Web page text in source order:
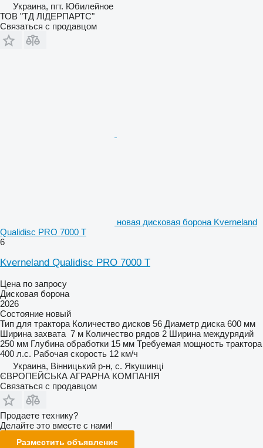
Украина, пгт. Юбилейное
ТОВ "ТД ЛІДЕРПАРТС"
Связаться с продавцом
новая дисковая борона Kverneland
Qualidisc PRO 7000 T
6
Kverneland Qualidisc PRO 7000 T
Цена по запросу
Дисковая борона
2026
Состояние новый
Тип для трактора Количество дисков 56 Диаметр диска 600 мм
Ширина захвата 7 м Количество рядов 2 Ширина междурядий
250 мм Глубина обработки 15 мм Требуемая мощность трактора
400 л.с. Рабочая скорость 12 км/ч
Украина, Вінницький р-н, с. Якушинці
ЄВРОПЕЙСЬКА АГРАРНА КОМПАНІЯ
Связаться с продавцом
Продаете технику?
Делайте это вместе с нами!
Разместить объявление